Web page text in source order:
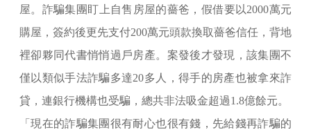
屋。詐騙集團盯上自售房屋的薔爸，假借要以2000萬元
購屋，簽約後更先支付200萬元頭款換取薔爸信任，背地
裡卻夥同代書悄悄過戶房產。案發後才發現，該集團不
僅以類似手法詐騙多達20多人，得手的房產也被拿來詐
貸，連銀行機構也受騙，總共非法吸金超過1.8億餘元。
「現在的詐騙集團很有耐心也很有錢，先給錢再詐騙的